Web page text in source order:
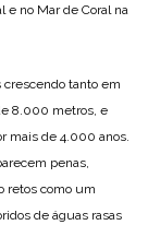
e no Mar de Coral na
crescendo tanto em
8.000 metros, e
mais de 4.000 anos.
penas,
retos como um
de águas rasas